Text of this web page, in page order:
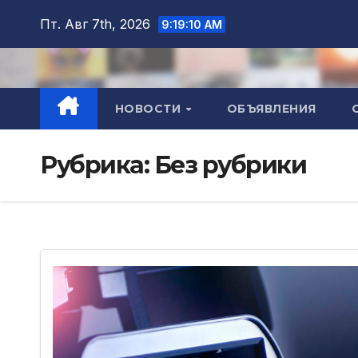
содержимому
Пт. Авг 7th, 2026 9:19:10 AM
НОВОСТИ ОБЪЯВЛЕНИЯ
Рубрика: Без рубрики